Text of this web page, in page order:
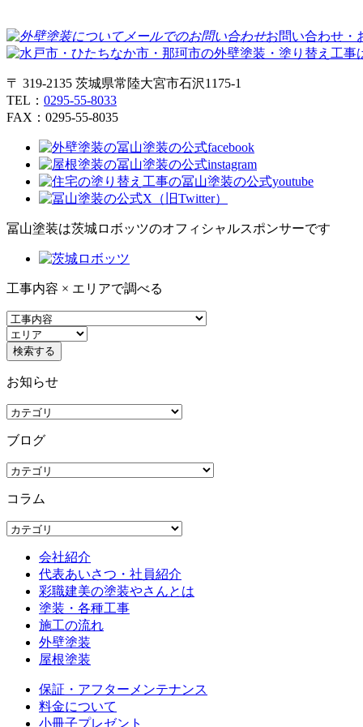
お問い合わせ・
〒 319-2135 茨城県常陸大宮市石沢1175-1
TEL： 0295-55-8033
FAX：0295-55-8035
冨山塗装は茨城ロボッツのオフィシャルスポンサーです
工事内容 × エリアで調べる
お知らせ
ブログ
コラム
会社紹介
代表あいさつ・社員紹介
彩職建美の塗装やさんとは
塗装・各種工事
施工の流れ
外壁塗装
屋根塗装
保証・アフターメンテナンス
料金について
小冊子プレゼント